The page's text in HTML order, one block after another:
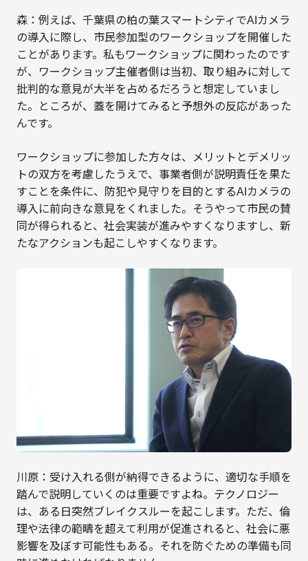
森：例えば、千葉県の柏の葉スマートシティでAIカメラ
の導入に際し、市民参加型のワークショップを開催した
ことがあります。私もワークショップに関わったのです
が、ワークショップ主催者側は当初、取り組みに対して
批判的な意見が大半を占めるだろうと想定していまし
た。ところが、蓋を開けてみると予想外の反応があった
んです。
ワークショップに参加した方々は、メリットとデメリッ
トの双方を考慮したうえで、事業者側が説明責任を果た
すことを条件に、防犯や見守りを目的とするAIカメラの
導入に前向きな意見をくれました。そうやって市民の賛
同が得られると、社会実装が進みやすくなりますし、新
たなアクションも起こしやすくなります。
川原：受け入れる側が納得できるように、適切な手順を
踏んで説明していくのは重要ですよね。テクノロジー
は、ある日突然ブレイクスルーを起こします。ただ、倫
理や法律の範疇を超えて利用が促進されると、社会に悪
影響を及ぼす可能性もある。それを防ぐための準備も同